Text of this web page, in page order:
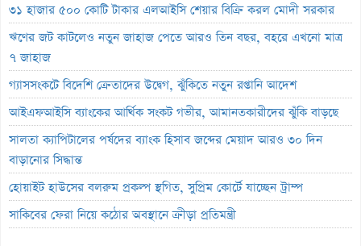
৩১ হাজার ৫০০ কোটি টাকার এলআইসি শেয়ার বিক্রি করল মোদী সরকার
ঋণের জট কাটলেও নতুন জাহাজ পেতে আরও তিন বছর, বহরে এখনো মাত্র
৭ জাহাজ
গ্যাসসংকটে বিদেশি ক্রেতাদের উদ্বেগ, ঝুঁকিতে নতুন রপ্তানি আদেশ
আইএফআইসি ব্যাংকের আর্থিক সংকট গভীর, আমানতকারীদের ঝুঁকি বাড়ছে
সালতা ক্যাপিটালের পর্ষদের ব্যাংক হিসাব জব্দের মেয়াদ আরও ৩০ দিন
বাড়ানোর সিদ্ধান্ত
হোয়াইট হাউসের বলরুম প্রকল্প স্থগিত, সুপ্রিম কোর্টে যাচ্ছেন ট্রাম্প
সাকিবের ফেরা নিয়ে কঠোর অবস্থানে ক্রীড়া প্রতিমন্ত্রী